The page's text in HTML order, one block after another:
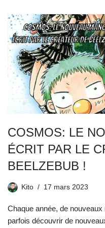
COSMOS: LE
ÉCRIT PAR LE
BEELZEBUB !
Kito 17 mars 2023
Chaque année, de
parfois découvrir de